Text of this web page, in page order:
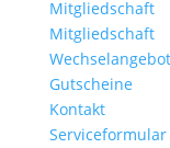
Mitgliedschaft
Mitgliedschaft
Wechselangebot
Gutscheine
Kontakt
Serviceformular